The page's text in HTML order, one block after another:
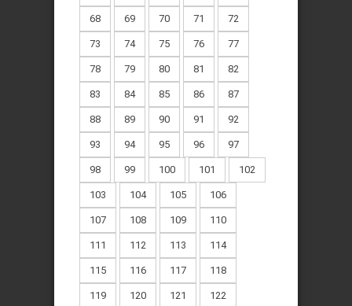
68 69 70 71 72
73 74 75 76 77
78 79 80 81 82
83 84 85 86 87
88 89 90 91 92
93 94 95 96 97
98 99 100 101 102
103 104 105 106
107 108 109 110
111 112 113 114
115 116 117 118
119 120 121 122